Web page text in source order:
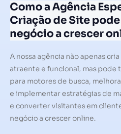
Como a Agência
Criação de Site
negócio a crescer
A nossa agência não apenas
atraente e funcional, mas pode
para motores de busca,
e implementar estratégias de
e converter visitantes em
negócio a crescer online.